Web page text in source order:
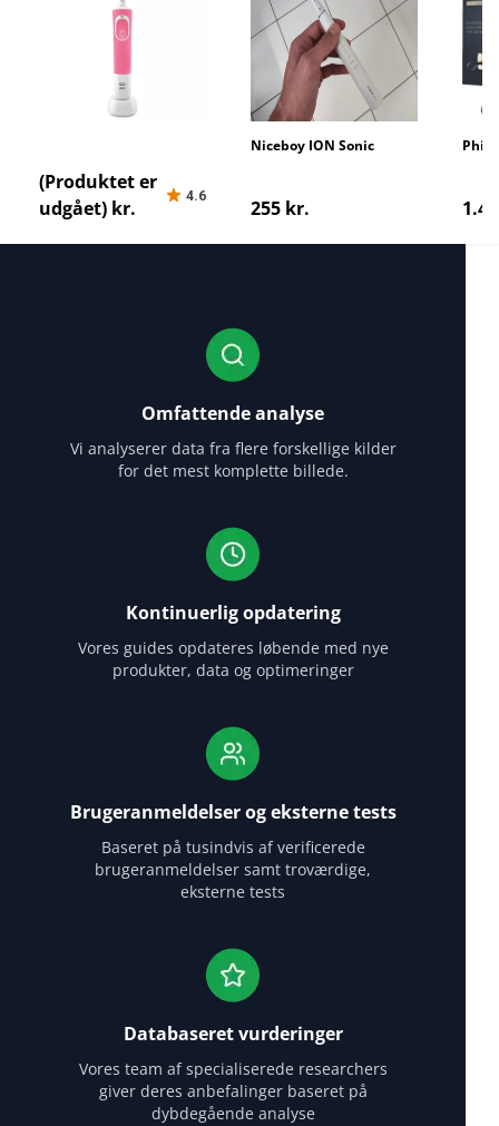
CrossAction
(Produktet er
udgået) kr.
4.6
Niceboy ION Sonic
255 kr.
Omfattende analyse
Vi analyserer data fra flere forskellige kilder
for det mest komplette billede.
Kontinuerlig opdatering
Vores guides opdateres løbende med nye
produkter, data og optimeringer
Brugeranmeldelser og eksterne tests
Baseret på tusindvis af verificerede
brugeranmeldelser samt troværdige,
eksterne tests
Databaseret vurderinger
Vores team af specialiserede researchers
giver deres anbefalinger baseret på
dybdegående analyse